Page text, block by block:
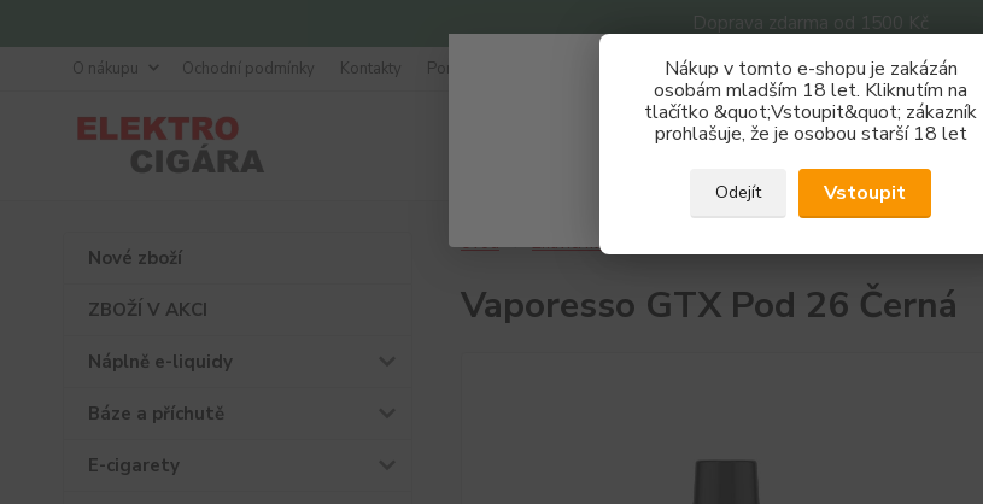
Doprava zdarma od 1500 Kč
Nákup v tomto e-shopu je zakázán
osobám mladším 18 let. Kliknutím na
tlačítko &quot;Vstoupit&quot; zákazník
prohlašuje, že je osobou starší 18 let
Odejít Vstoupit
O nákupu Ochodní podmínky Kontakty Poradna
Hledat
Nové zboží
ZBOŽÍ V AKCI
Náplně e-liquidy
Báze a příchutě
E-cigarety
Úvod Žhavící hlavy
Vaporesso GTX Pod 26 Černá
Získej slevu 3%
Zaregistruj se a nakupuj se slevou právě teď!
REGISTRAČNÍ FORMULÁŘ
Zavřít